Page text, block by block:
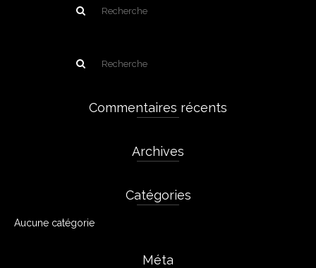
Commentaires récents
Archives
Catégories
Aucune catégorie
Méta